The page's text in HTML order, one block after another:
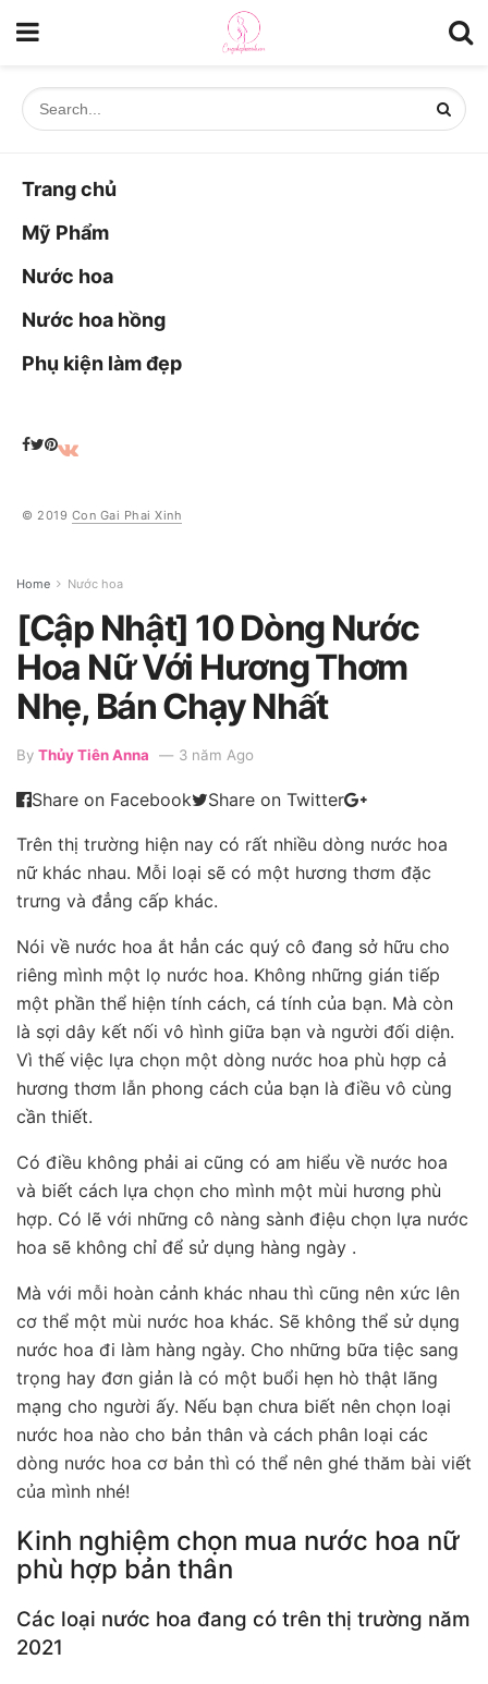
Trang chủ
Mỹ Phẩm
Nước hoa
Nước hoa hồng
Phụ kiện làm đẹp
© 2019 Con Gai Phai Xinh
Home Nước hoa
[Cập Nhật] 10 Dòng Nước
Hoa Nữ Với Hương Thơm
Nhẹ, Bán Chạy Nhất
By Thủy Tiên Anna 3 năm Ago
Share on Facebook Share on Twitter
Trên thị trường hiện nay có rất nhiều dòng nước hoa
nữ khác nhau. Mỗi loại sẽ có một hương thơm đặc
trưng và đẳng cấp khác.
Nói về nước hoa ắt hẳn các quý cô đang sở hữu cho
riêng mình một lọ nước hoa. Không những gián tiếp
một phần thể hiện tính cách, cá tính của bạn. Mà còn
là sợi dây kết nối vô hình giữa bạn và người đối diện.
Vì thế việc lựa chọn một dòng nước hoa phù hợp cả
hương thơm lẫn phong cách của bạn là điều vô cùng
cần thiết.
Có điều không phải ai cũng có am hiểu về nước hoa
và biết cách lựa chọn cho mình một mùi hương phù
hợp. Có lẽ với những cô nàng sành điệu chọn lựa nước
hoa sẽ không chỉ để sử dụng hàng ngày .
Mà với mỗi hoàn cảnh khác nhau thì cũng nên xức lên
cơ thể một mùi nước hoa khác. Sẽ không thể sử dụng
nước hoa đi làm hàng ngày. Cho những bữa tiệc sang
trọng hay đơn giản là có một buổi hẹn hò thật lãng
mạng cho người ấy. Nếu bạn chưa biết nên chọn loại
nước hoa nào cho bản thân và cách phân loại các
dòng nước hoa cơ bản thì có thể nên ghé thăm bài viết
của mình nhé!
Kinh nghiệm chọn mua nước hoa nữ
phù hợp bản thân
Các loại nước hoa đang có trên thị trường năm
2021